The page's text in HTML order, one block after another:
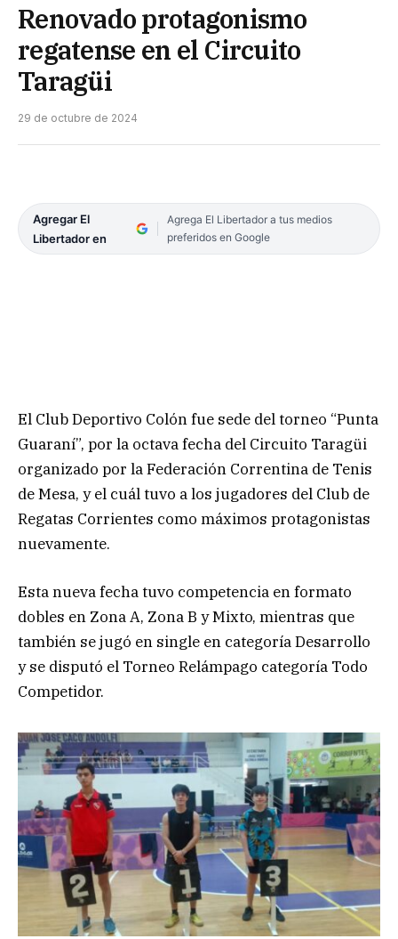
Renovado protagonismo
regatense en el Circuito
Taragüi
29 de octubre de 2024
Agregar El
Libertador en
Agrega El Libertador a tus medios
preferidos en Google
El Club Deportivo Colón fue sede del torneo “Punta
Guaraní”, por la octava fecha del Circuito Taragüi
organizado por la Federación Correntina de Tenis
de Mesa, y el cuál tuvo a los jugadores del Club de
Regatas Corrientes como máximos protagonistas
nuevamente.
Esta nueva fecha tuvo competencia en formato
dobles en Zona A, Zona B y Mixto, mientras que
también se jugó en single en categoría Desarrollo
y se disputó el Torneo Relámpago categoría Todo
Competidor.